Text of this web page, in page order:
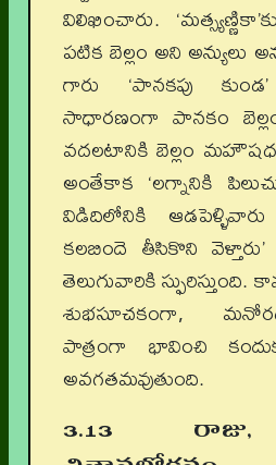
విలిఖించారు.
పటిక బెల్లం అని అన్యులు
గారు ‘పానకపు
సాధారణంగా పానకం
వదలటానికి బెల్లం
అంతేకాక ‘లగ్నానికి
విడిదిలోనికి
కలబిందె తీసికొని
తెలుగువారికి స్ఫురిస్తుంది.
శుభసూచకంగా,
పాత్రంగా భావించి
అవగతమవుతుంది.
3.13